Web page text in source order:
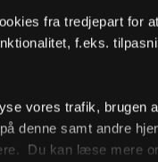
fra tredjepart for
f.eks.
vores trafik, brugen
denne samt andre
Du kan læse mere